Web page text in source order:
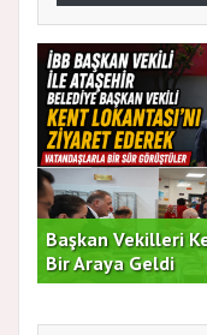
Duran Acar'dan
Buluşması"